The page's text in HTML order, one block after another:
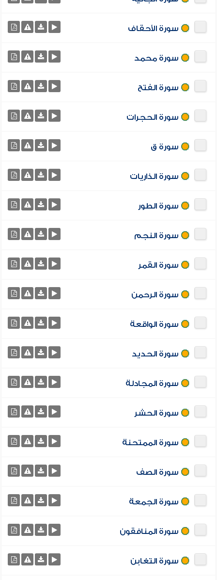
سورة الأحقاف
سورة محمد
سورة الفتح
سورة الحجرات
سورة ق
سورة الذاريات
سورة الطور
سورة النجم
سورة القمر
سورة الرحمن
سورة الواقعة
سورة الحديد
سورة المجادلة
سورة الحشر
سورة الممتحنة
سورة الصف
سورة الجمعة
سورة المنافقون
سورة التغابن